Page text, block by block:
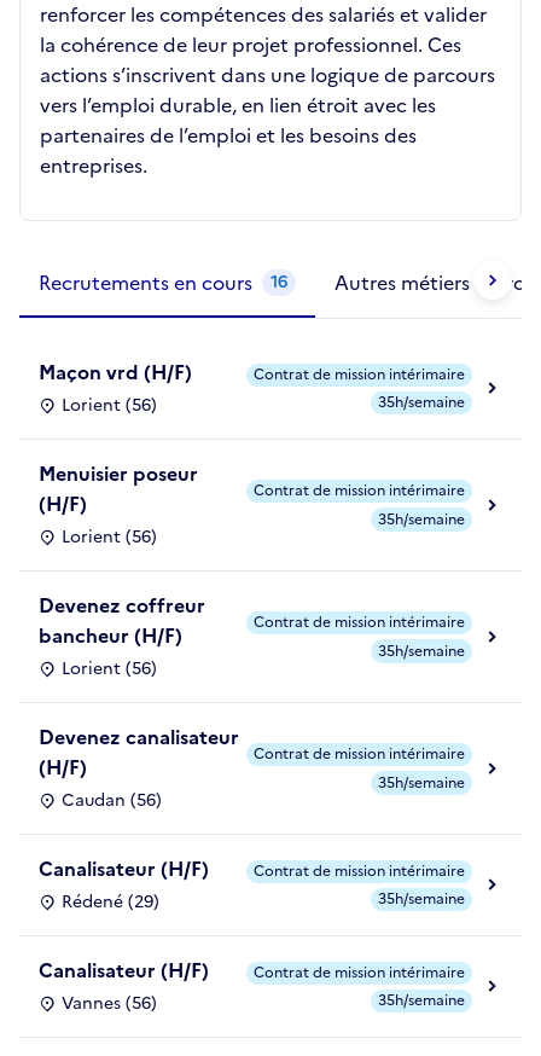
renforcer les compétences des salariés et valider
la cohérence de leur projet professionnel. Ces
actions s’inscrivent dans une logique de parcours
vers l’emploi durable, en lien étroit avec les
partenaires de l’emploi et les besoins des
entreprises.
Recrutements en cours 16 Autres métiers
Maçon vrd (H/F)
Lorient (56)
Contrat de mission intérimaire
35h/semaine
Menuisier poseur
(H/F)
Lorient (56)
Contrat de mission intérimaire
35h/semaine
Devenez coffreur
bancheur (H/F)
Lorient (56)
Contrat de mission intérimaire
35h/semaine
Devenez canalisateur
(H/F)
Caudan (56)
Contrat de mission intérimaire
35h/semaine
Canalisateur (H/F)
Rédené (29)
Contrat de mission intérimaire
35h/semaine
Canalisateur (H/F)
Vannes (56)
Contrat de mission intérimaire
35h/semaine